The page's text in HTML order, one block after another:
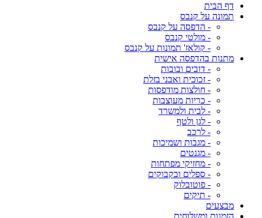
דף הבית
תמונה על קנבס
- הדפסה על קנבס
- מולטי קנבס
- קולאז' תמונות על קנבס
מתנות בהדפסה אישית
- דובים ובובות
- זכוכית ואבני בזלת
- חולצות מודפסות
- כריות מעוצבות
- לבית ולמשרד
- לגן ולטף
- לרכב
- מגבות ושמיכות
- מגנטים
- מחזיקי מפתחות
- ספלים ובקבוקים
- פוטובלוק
- תיקים
מבצעים
הזמנות ומשלוחים